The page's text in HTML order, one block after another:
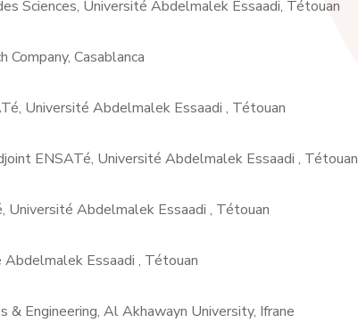
Sciences, Université Abdelmalek Essaadi, Tétouan
Company, Casablanca
Université Abdelmalek Essaadi , Tétouan
ENSATé, Université Abdelmalek Essaadi , Tétouan
Université Abdelmalek Essaadi , Tétouan
Abdelmalek Essaadi , Tétouan
& Engineering, Al Akhawayn University, Ifrane